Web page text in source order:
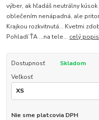
výber, ak hľadáš neutrálny
oblečením nenápadná, ale
Krajkou rozkvitnutá... Kvetmi
Pohladí ŤA ...na tele... celý popis
Dostupnosť
Skladom
Veľkosť
Nie sme platcovia DPH